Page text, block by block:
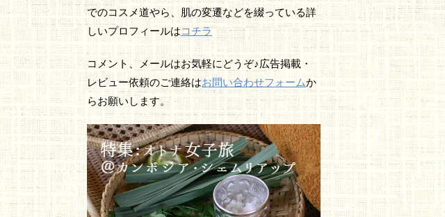
でのコスメ道やら、肌の変遷などを綴っている詳
しいプロフィールはコチラ
コメント、メールはお気軽にどうぞ♪広告掲載・
レビュー依頼のご連絡はお問い合わせフォームか
らお願いします。